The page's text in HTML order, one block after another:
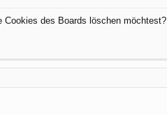
Cookies des Boards löschen möchtest?